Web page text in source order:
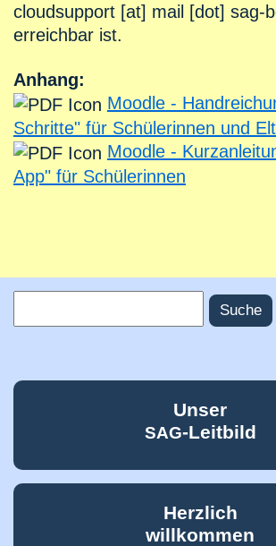
cloudsupport [at] mail [dot] sag-
erreichbar ist.
Anhang:
Moodle -
Schritte" für Schülerinnen und
Moodle -
App" für Schülerinnen
Unser
SAG-Leitbild
Herzlich
willkommen